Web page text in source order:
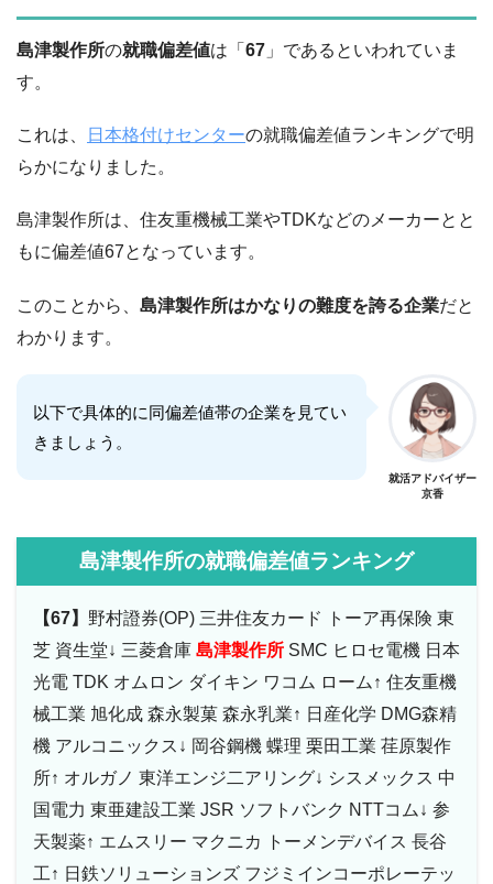
島津製作所の就職偏差値は「 67 」であるといわれていま
す。
これは、 日本格付けセンターの就職偏差値ランキングで明
らかになりました。
島津製作所は、住友重機械工業やTDKなどのメーカーとと
もに偏差値67となっています。
このことから、 島津製作所はかなりの難度を誇る企業だと
わかります。
以下で具体的に同偏差値帯の企業を見てい
きましょう。
就活アドバイザー
京香
島津製作所の就職偏差値ランキング
【67】 野村證券(OP) 三井住友カード トーア再保険 東
芝 資生堂↓ 三菱倉庫 島津製作所 SMC ヒロセ電機 日本
光電 TDK オムロン ダイキン ワコム ローム↑ 住友重機
械工業 旭化成 森永製菓 森永乳業↑ 日産化学 DMG森精
機 アルコニックス↓ 岡谷鋼機 蝶理 栗田工業 荏原製作
所↑ オルガノ 東洋エンジ二アリング↓ シスメックス 中
国電力 東亜建設工業 JSR ソフトバンク NTTコム↓ 参
天製薬↑ エムスリー マクニカ トーメンデバイス 長谷
工↑ 日鉄ソリューションズ フジミインコーポレーテッ